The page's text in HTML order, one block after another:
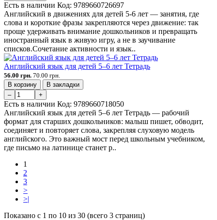
Есть в наличии Код: 9789660726697
Английский в движениях для детей 5-6 лет — занятия, где
слова и короткие фразы закрепляются через движение: так
проще удерживать внимание дошкольников и превращать
иностранный язык в живую игру, а не в заучивание
списков.Сочетание активности и язык..
Английский язык для детей 5–6 лет Тетрадь
56.00 грн. 70.00 грн.
В корзину
В закладки
–
+
Есть в наличии Код: 9789660718050
Английский язык для детей 5–6 лет Тетрадь — рабочий
формат для старших дошкольников: малыш пишет, обводит,
соединяет и повторяет слова, закрепляя слуховую модель
английского. Это важный мост перед школьным учебником,
где письмо на латинице станет р..
1
2
3
>
>|
Показано с 1 по 10 из 30 (всего 3 страниц)